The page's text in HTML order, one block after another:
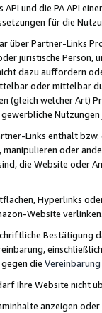
API und die PA API
für die
über Partner-Links
juristische
dazu auffordern
oder mittelbar
(gleich welcher Art)
Links enthält
manipulieren oder
die Website oder
Hyperlinks
Website
die Vereinbarung
Ihre Website nicht
anzeigen